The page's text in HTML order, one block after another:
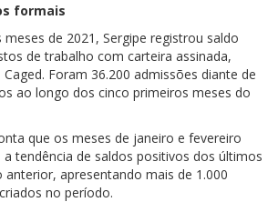
formais
de 2021, Sergipe registrou saldo
de trabalho com carteira assinada,
Foram 36.200 admissões diante de
ao longo dos cinco primeiros meses do
que os meses de janeiro e fevereiro
tendência de saldos positivos dos últimos
apresentando mais de 1.000
no período.